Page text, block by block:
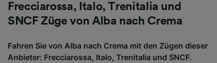
Frecciarossa, Italo, Trenitalia und
SNCF Züge von Alba nach Crema
Fahren Sie von Alba nach Crema mit den Zügen dieser
Anbieter: Frecciarossa, Italo, Trenitalia und SNCF.